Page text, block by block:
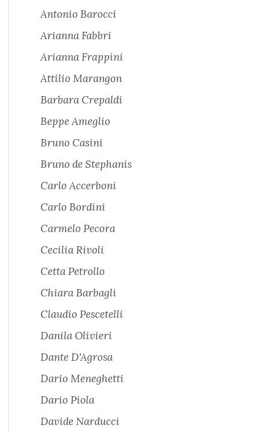
Antonio Barocci
Arianna Fabbri
Arianna Frappini
Attilio Marangon
Barbara Crepaldi
Beppe Ameglio
Bruno Casini
Bruno de Stephanis
Carlo Accerboni
Carlo Bordini
Carmelo Pecora
Cecilia Rivoli
Cetta Petrollo
Chiara Barbagli
Claudio Pescetelli
Danila Olivieri
Dante D'Agrosa
Dario Meneghetti
Dario Piola
Davide Narducci